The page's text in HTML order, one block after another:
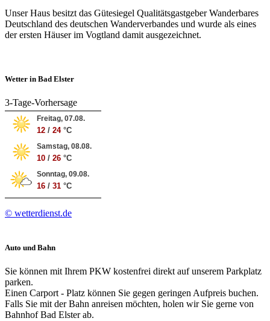
Unser Haus besitzt das Gütesiegel Qualitätsgastgeber Wanderbares
Deutschland des deutschen Wanderverbandes und wurde als eines
der ersten Häuser im Vogtland damit ausgezeichnet.
Wetter in Bad Elster
3-Tage-Vorhersage
Freitag, 07.08.
12 / 24°C
Samstag, 08.08.
10 / 26 °C
Sonntag, 09.08.
16 / 31 °C
© wetterdienst.de
Auto und Bahn
Sie können mit Ihrem PKW kostenfrei direkt auf unserem Parkplatz
parken.
Einen Carport - Platz können Sie gegen geringen Aufpreis buchen.
Falls Sie mit der Bahn anreisen möchten, holen wir Sie gerne von
Bahnhof Bad Elster ab.